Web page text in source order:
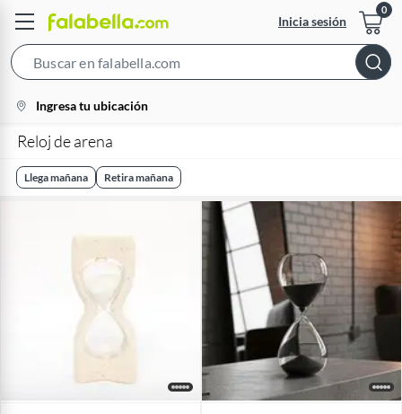
Inicia sesión
Bar
location-
icon
Ingresa tu ubicación
Reloj de arena
Llega mañana Retira mañana